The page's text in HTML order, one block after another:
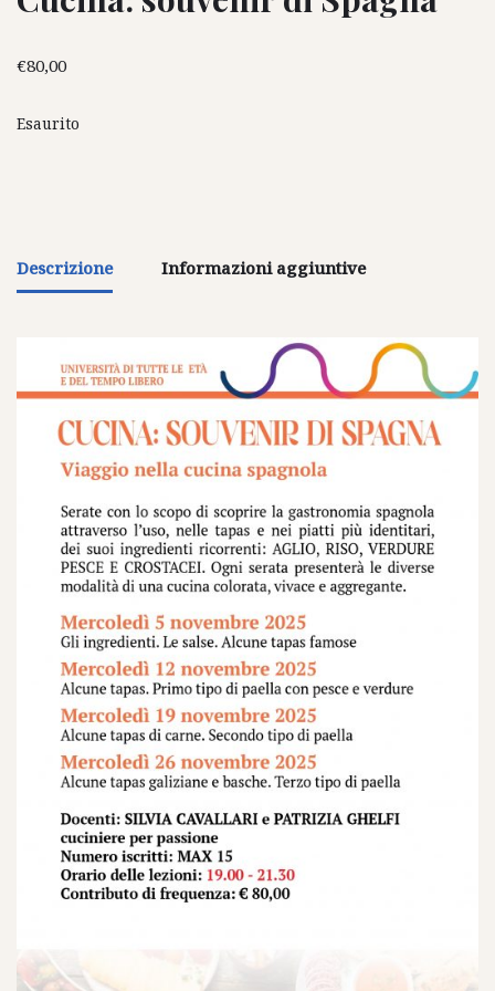
€80,00
Esaurito
Descrizione Informazioni aggiuntive